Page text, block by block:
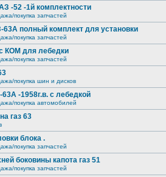
-52 -1й комплектности
покупка запчастей
63А полный комплект для установки
покупка запчастей
КОМ для лебедки
покупка запчастей
покупка шин и дисков
-1958г.в. с лебедкой
покупка автомобилей
газ 63
блока .
покупка запчастей
боковины капота газ 51
покупка запчастей